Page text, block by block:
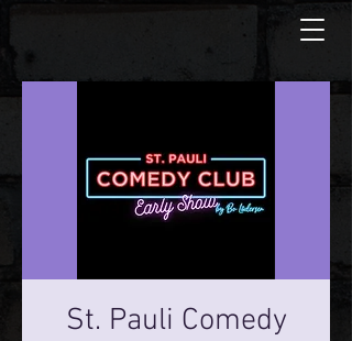
St. Pauli Comedy